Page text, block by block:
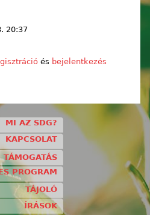
20:37
és bejelentkezés
MI AZ SDG?
KAPCSOLAT
TÁMOGATÁS
PROGRAM
TÁJOLÓ
ÍRÁSOK